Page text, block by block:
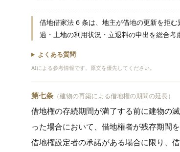
借地借家法 6 条は、地主が借地の更新を拒
過・土地の利用状況・立退料の申出を総合考
よくある質問
AIによる参考情報です。原文を優先してください。
第七条 （建物の再築による借地権の期間の延長）
借地権の存続期間が満了する前に建物の
った場合において、借地権者が残存期間
借地権設定者の承諾がある場合に限り、